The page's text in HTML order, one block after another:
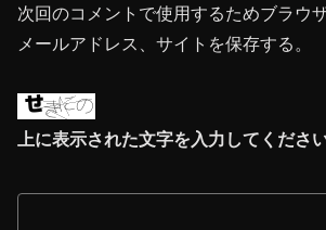
次回のコメントで使用するためブラウ
メールアドレス、サイトを保存する。
上に表示された文字を入力してください